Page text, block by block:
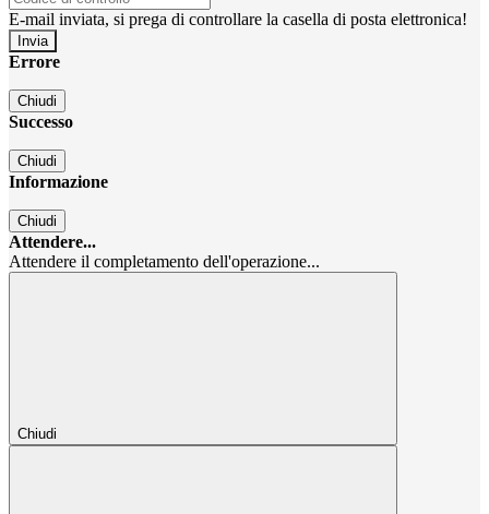
E-mail inviata, si prega di controllare la casella di posta elettronica!
Errore
Chiudi
Successo
Chiudi
Informazione
Chiudi
Attendere...
Attendere il completamento dell'operazione...
Chiudi